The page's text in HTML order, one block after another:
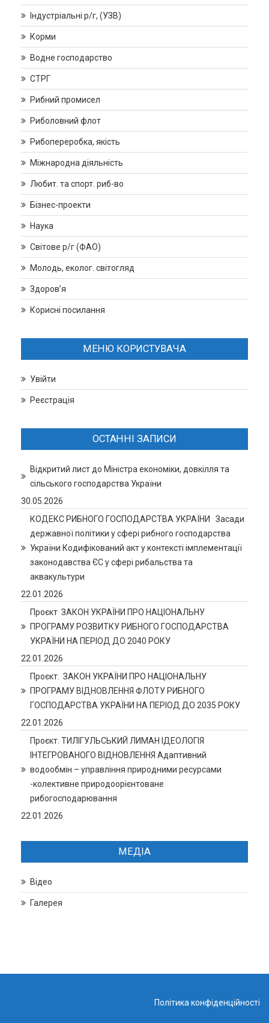
Індустріальні р/г, (УЗВ)
Корми
Водне господарство
СТРГ
Рибний промисел
Риболовний флот
Рибопереробка, якість
Міжнародна діяльність
Любит. та спорт. риб-во
Бізнес-проекти
Наука
Світове р/г (ФАО)
Молодь, еколог. світогляд
Здоров’я
Корисні посилання
МЕНЮ КОРИСТУВАЧА
Увійти
Реєстрація
ОСТАННІ ЗАПИСИ
Відкритий лист до Міністра економіки, довкілля та
сільського господарства України
30.05.2026
КОДЕКС РИБНОГО ГОСПОДАРСТВА УКРАЇНИ Засади
державної політики у сфері рибного господарства
України Кодифікований акт у контексті імплементації
законодавства ЄС у сфері рибальства та
аквакультури
22.01.2026
Проєкт ЗАКОН УКРАЇНИ ПРО НАЦІОНАЛЬНУ
ПРОГРАМУ РОЗВИТКУ РИБНОГО ГОСПОДАРСТВА
УКРАЇНИ НА ПЕРІОД ДО 2040 РОКУ
22.01.2026
Проєкт. ЗАКОН УКРАЇНИ ПРО НАЦІОНАЛЬНУ
ПРОГРАМУ ВІДНОВЛЕННЯ ФЛОТУ РИБНОГО
ГОСПОДАРСТВА УКРАЇНИ НА ПЕРІОД ДО 2035 РОКУ
22.01.2026
Проєкт. ТИЛІГУЛЬСЬКИЙ ЛИМАН ІДЕОЛОГІЯ
ІНТЕГРОВАНОГО ВІДНОВЛЕННЯ Адаптивний
водообмін – управління природними ресурсами
-колективне природоорієнтоване
рибогосподарювання
22.01.2026
МЕДІА
Відео
Галерея
Політика конфіденційності